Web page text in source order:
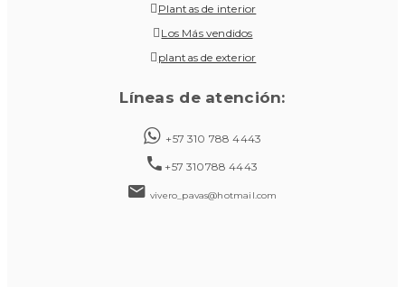
Plantas de interior
Los Más vendidos
plantas de exterior
Líneas de atención:
+57 310 788 4443
+57 310788 4443
vivero_pavas@hotmail.com